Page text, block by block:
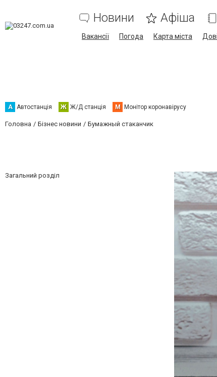
Новини Афіша
Вакансії Погода Карта міста
А Автостанція Ж Ж/Д станція М Монітор коронавірусу
Головна Бізнес новини Бумажный стаканчик
Загальний розділ